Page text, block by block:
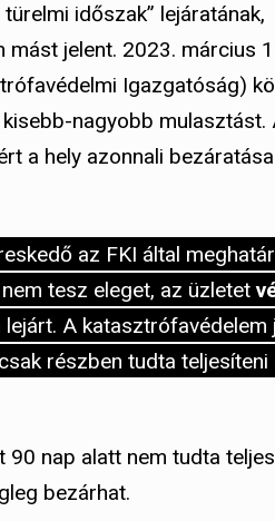
időszak” lejáratának,
jelent. 2023. március
Igazgatóság)
nagyobb mulasztást.
a hely azonnali
az FKI által
tesz eleget, az üzletet
A katasztrófavédelem
részben tudta teljesíteni
nap alatt nem tudta
bezárhat.